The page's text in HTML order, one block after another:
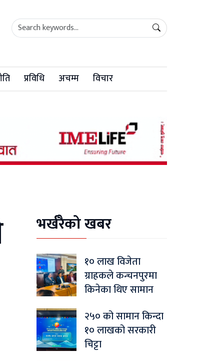
प्रविधि अचम्म विचार
भर्खरैको खबर
१० लाख विजेता
ग्राहकले कन्चनपुरमा
किनेका थिए सामान
२५० को सामान किन्दा
१० लाखको सरकारी
चिट्टा